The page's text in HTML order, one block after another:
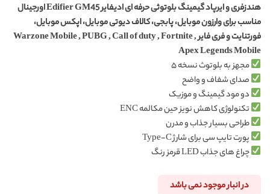
هندزفری و ایرپاد گیمینگ بلوتوثی حرفه ای ادیفایر Edifier GM45 اورجینال
مناسب برای وارزون موبایل، پابجی، کالاف دیوتی موبایل، اپکس موبایل،
فورتنایت و فری فایر Warzone Mobile , PUBG , Call of duty , Fortnite ,
Apex Legends Mobile
مجهز به بلوتوث نسخه ۵
صدای شفاف و واضح
دو مود گیمینگ و موزیک
تکنولوژی کاهش نویز حین مکالمه ENC
طراحی بسیار جذاب و مدرن
پورت تایپ سی برای شارژ Type-C
چراغ های جذاب LED قرمز رنگ
در انبار موجود نمی باشد